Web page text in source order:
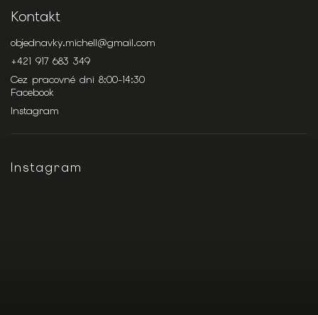
Kontakt
objednavky.michell@gmail.com
+421 917 683 349
Cez pracovné dni 8:00-14:30
Facebook
Instagram
Instagram